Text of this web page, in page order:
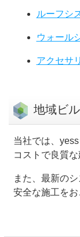
ルーフシ
ウォール
アクセサ
地域ビ
当社では、
コストで良質
また、最新の
安全な施工をお